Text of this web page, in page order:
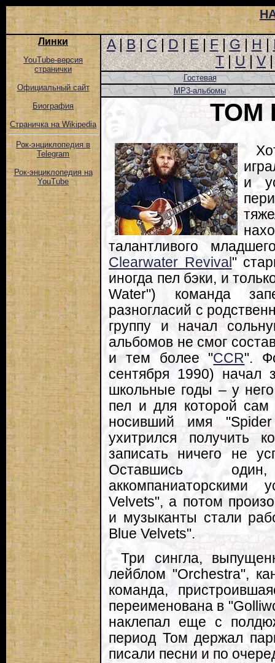
Линки
YouTube-версия
странички
Официальный сайт
Биография
Страничка на Wikipedia
Рок-энциклопедия в
Telegram
Рок-энциклопедия на
YouTube
A|B|C|D|E|F|G|H|
T|U|V
Гостевая
MP3-альбомы
TOM
и
талантливого
Clearwater Revival "
иногда пел бэки, и
Water") команда
разногласий с
группу и начал
альбомов не смог
и тем более "CCR".
сентября 1990) начал
школьные годы – у
пел и для которой сам
носивший имя
ухитрился получить
записать ничего не
Оставшись
аккомпаниаторскими
Velvets", а потом
и музыканты стали
Blue Velvets".
Три сингла,
лейблом "Orchestra",
команда,
переименована в
наклепал еще с
период Том держал
писали песни и по